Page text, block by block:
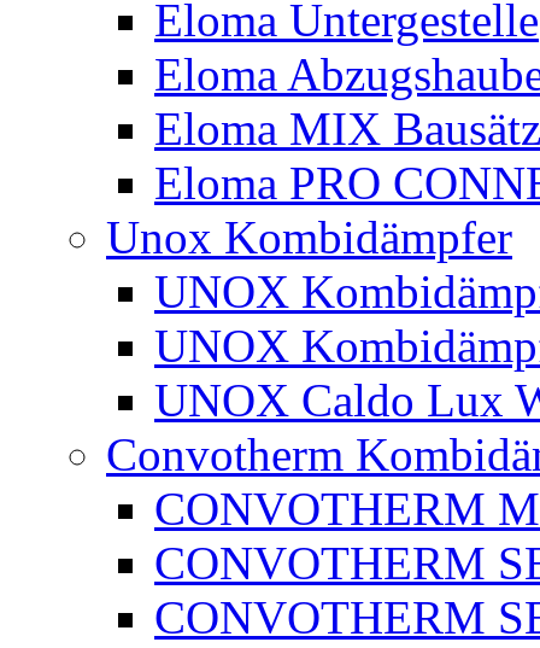
Eloma Untergestelle
Eloma
Eloma MIX
Eloma PRO
Unox Kombidämpfer
UNOX
UNOX
UNOX Caldo Lux
Convotherm
CONVOTHERM
CONVOTHERM
CONVOTHERM